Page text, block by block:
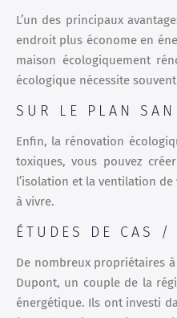
L’un des principaux
endroit plus économe en
maison écologiquement
écologique nécessite
SUR LE PLAN
Enfin, la rénovation
toxiques, vous pouvez
l’isolation et la ventilation
à vivre.
ÉTUDES DE CAS /
De nombreux propriétaires
Dupont, un couple de la
énergétique. Ils ont investi